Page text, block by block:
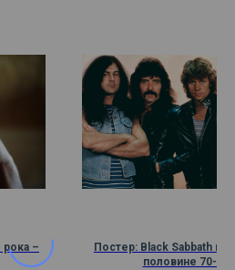
рока –
Постер: Black Sabbath во
половине 70-х